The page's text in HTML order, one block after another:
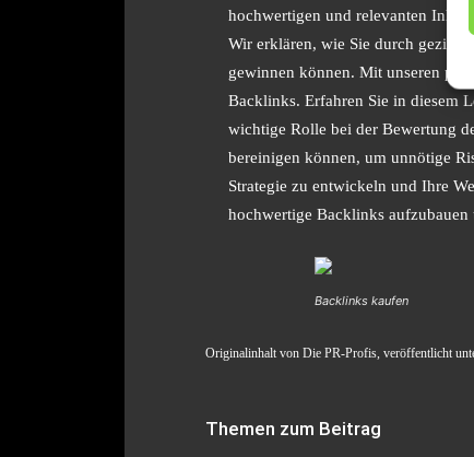
hochwertigen und relevanten
Wir erklären, wie Sie durch
gewinnen können. Mit unseren
Backlinks. Erfahren Sie in diesem
wichtige Rolle bei der Bewertung
bereinigen können, um unnötige
Strategie zu entwickeln und Ihre
hochwertige Backlinks
Backlinks kaufen
Originalinhalt von Die PR-Profis, veröffentlicht
Themen zum Beitrag